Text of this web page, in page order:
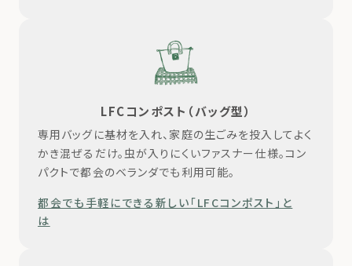
LFCコンポスト（バッグ型）
専用バッグに基材を入れ、家庭の生ごみを投入してよく
かき混ぜるだけ。虫が入りにくいファスナー仕様。コン
パクトで都会のベランダでも利用可能。
都会でも手軽にできる新しい「LFCコンポスト」と
は